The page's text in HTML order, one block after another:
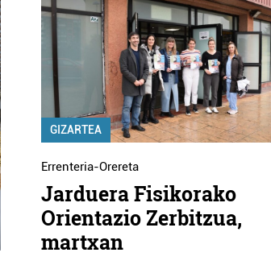
GIZARTEA
Errenteria-Orereta
Jarduera Fisikorako
Orientazio Zerbitzua,
martxan